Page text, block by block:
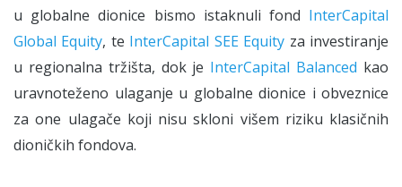
u globalne dionice bismo istaknuli fond InterCapital
Global Equity, te InterCapital SEE Equity za investiranje
u regionalna tržišta, dok je InterCapital Balanced kao
uravnoteženo ulaganje u globalne dionice i obveznice
za one ulagače koji nisu skloni višem riziku klasičnih
dioničkih fondova.